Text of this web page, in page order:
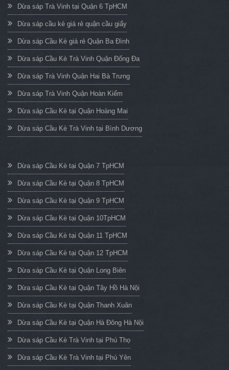
Dừa sáp Trà Vinh tại Quận 6 TpHCM
Dừa sáp cầu kè giá rẻ quận cầu giấy
Dừa sáp Cầu Kè giá rẻ Quận Ba Đình
Dừa sáp Cầu Kè Trà Vinh Quận Đống Đa
Dừa sáp Trà Vinh Quận Hai Bà Trưng
Dừa sáp Trà Vinh Quận Hoàn Kiếm
Dừa sáp Cầu Kè tại Quận Hoàng Mai
Dừa sáp Cầu Kè Trà Vinh tại Bình Dương
Dừa sáp Cầu Kè tại Quận 7 TpHCM
Dừa sáp Cầu Kè tại Quận 8 TpHCM
Dừa sáp Cầu Kè tại Quận 9 TpHCM
Dừa sáp Cầu Kè tại Quận 10TpHCM
Dừa sáp Cầu Kè tại Quận 11 TpHCM
Dừa sáp Cầu Kè tại Quận 12 TpHCM
Dừa sáp Cầu Kè tại Quận Long Biên
Dừa sáp Cầu Kè tại Quận Tây Hồ Hà Nội
Dừa sáp Cầu Kè tại Quận Thanh Xuân
Dừa sáp Cầu Kè tại Quận Hà Đông Hà Nội
Dừa sáp Cầu Kè Trà Vinh tại Phú Thọ
Dừa sáp Cầu Kè Trà Vinh tại Phú Yên